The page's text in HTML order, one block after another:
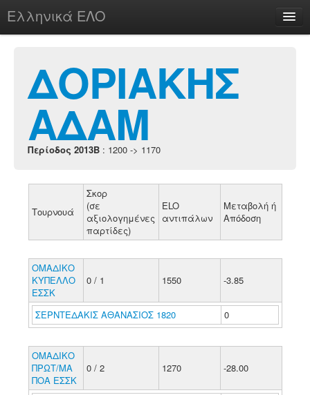
Ελληνικά ΕΛΟ
chesstu.be @ discord
Login
ΔΟΡΙΑΚΗΣ
ΑΔΑΜ
Περίοδος 2013B : 1200 -> 1170
Τουρνουά
Σκορ
(σε
αξιολογημένες
παρτίδες)
ELO
αντιπάλων
Μεταβολή ή
Απόδοση
ΟΜΑΔΙΚΟ
ΚΥΠΕΛΛΟ
ΕΣΣΚ
0 / 1 1550 -3.85
ΣΕΡΝΤΕΔΑΚΙΣ ΑΘΑΝΑΣΙΟΣ 1820 0
ΟΜΑΔΙΚΟ
ΠΡΩΤ/ΜΑ
ΠΟΑ ΕΣΣΚ
0 / 2 1270 -28.00